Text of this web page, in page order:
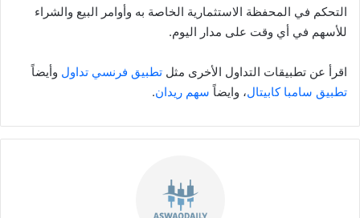
التحكم في المحفظة الاستثمارية الخاصة به وأوامر البيع والشراء
للأسهم في أي وقت على مدار اليوم.
اقرأ عن تطبيقات التداول الأخرى مثل تطبيق فرنسي تداول وأيضاً
تطبيق سامبا كابيتال، وايضاً سهم ريدان.